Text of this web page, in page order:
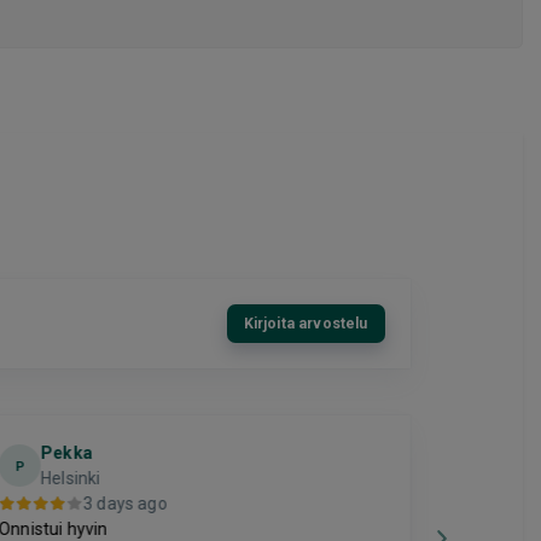
Kirjoita arvostelu
P
Pekka
Helsinki
3 days ago
Onnistui hyvin